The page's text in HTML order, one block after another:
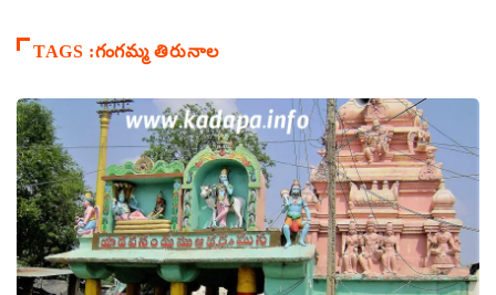
TAGS :గంగమ్మ తిరునాల